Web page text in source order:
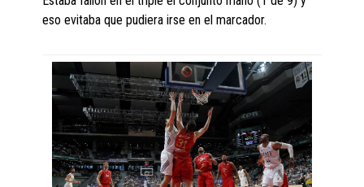
eso evitaba que pudiera irse en el marcador.